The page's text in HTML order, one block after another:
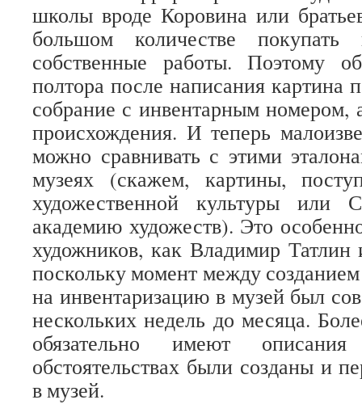
школы вроде Коровина или
большом количестве
собственные работы. Поэтому
полтора после написания картина
собрание с инвентарным номером,
происхождения. И теперь
можно сравнивать с этими
музеях (скажем, картины,
художественной культуры или
академию художеств). Это
художников, как Владимир
поскольку момент между
на инвентаризацию в музей был
нескольких недель до месяца.
обязательно имеют
обстоятельствах были созданы и
в музей.